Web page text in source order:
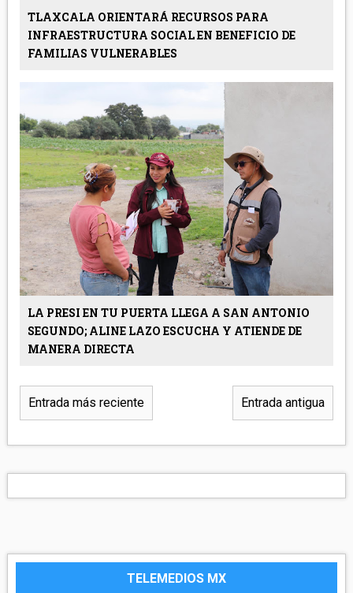
TLAXCALA ORIENTARÁ RECURSOS PARA
INFRAESTRUCTURA SOCIAL EN BENEFICIO DE
FAMILIAS VULNERABLES
LA PRESI EN TU PUERTA LLEGA A SAN ANTONIO
SEGUNDO; ALINE LAZO ESCUCHA Y ATIENDE DE
MANERA DIRECTA
Entrada más reciente Entrada antigua
TELEMEDIOS MX